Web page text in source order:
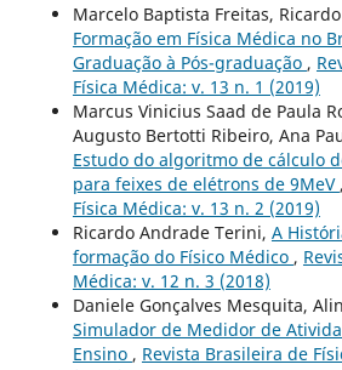
Marcelo Baptista Freitas,
Formação em Física Médica no
Graduação à Pós-graduação ,
Física Médica: v. 13 n. 1 (2019)
Marcus Vinicius Saad de Paula
Augusto Bertotti Ribeiro, Ana
Estudo do algoritmo de cálculo
para feixes de elétrons de 9MeV ,
Física Médica: v. 13 n. 2 (2019)
Ricardo Andrade Terini, A
formação do Físico Médico ,
Médica: v. 12 n. 3 (2018)
Daniele Gonçalves Mesquita,
Simulador de Medidor de
Ensino , Revista Brasileira de